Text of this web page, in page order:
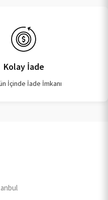
Kolay İade
İçinde İade İmkanı